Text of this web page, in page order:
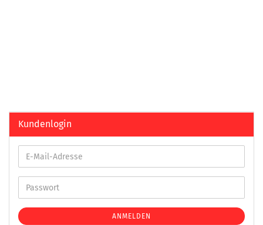
Kundenlogin
ANMELDEN